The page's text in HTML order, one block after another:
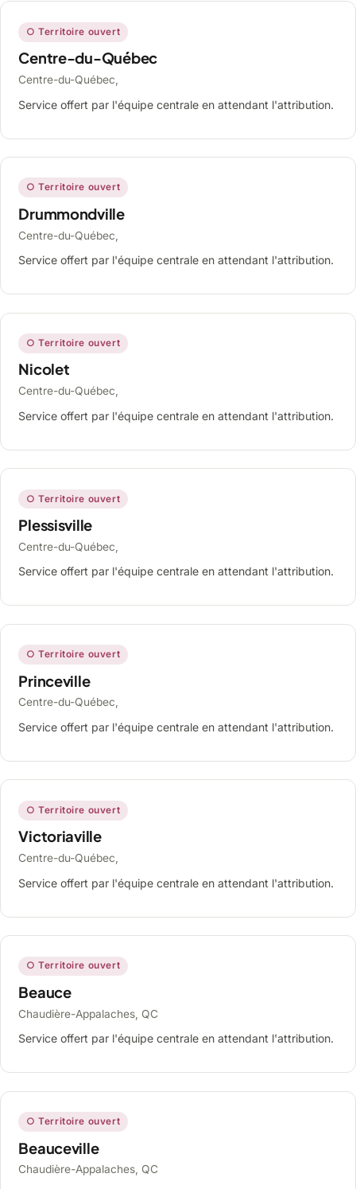
○ Territoire ouvert
Centre-du-Québec
Centre-du-Québec,
Service offert par l'équipe centrale en attendant l'attribution.
○ Territoire ouvert
Drummondville
Centre-du-Québec,
Service offert par l'équipe centrale en attendant l'attribution.
○ Territoire ouvert
Nicolet
Centre-du-Québec,
Service offert par l'équipe centrale en attendant l'attribution.
○ Territoire ouvert
Plessisville
Centre-du-Québec,
Service offert par l'équipe centrale en attendant l'attribution.
○ Territoire ouvert
Princeville
Centre-du-Québec,
Service offert par l'équipe centrale en attendant l'attribution.
○ Territoire ouvert
Victoriaville
Centre-du-Québec,
Service offert par l'équipe centrale en attendant l'attribution.
○ Territoire ouvert
Beauce
Chaudière-Appalaches, QC
Service offert par l'équipe centrale en attendant l'attribution.
○ Territoire ouvert
Beauceville
Chaudière-Appalaches, QC